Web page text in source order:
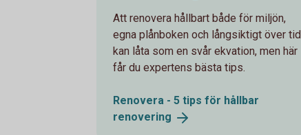
Att renovera hållbart både för miljön,
egna plånboken och långsiktigt över tid
kan låta som en svår ekvation, men här
får du expertens bästa tips.
Renovera - 5 tips för hållbar
renovering